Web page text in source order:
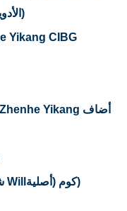
الأدوية الهولندية) (منتجات غير معقمة)
شهادة معايير عسكرية وطنية من Willكوم (أصلية)